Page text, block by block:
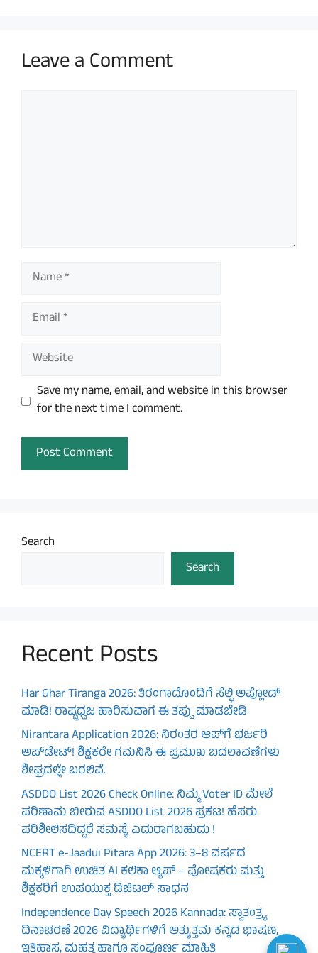
Leave a Comment
Name
Email
Website
Save my name, email, and website in this browser
for the next time I comment.
Search
Search
Recent Posts
Har Ghar Tiranga 2026: ತಿರಂಗಾದೊಂದಿಗೆ ಸೆಲ್ಫಿ ಅಪ್ಲೋಡ್
ಮಾಡಿ! ರಾಷ್ಟ್ರಧ್ವಜ ಹಾರಿಸುವಾಗ ಈ ತಪ್ಪು ಮಾಡಬೇಡಿ
Nirantara Application 2026: ನಿರಂತರ ಆಪ್‌ಗೆ ಭರ್ಜರಿ
ಅಪ್‌ಡೇಟ್! ಶಿಕ್ಷಕರೇ ಗಮನಿಸಿ ಈ ಪ್ರಮುಖ ಬದಲಾವಣೆಗಳು
ಶೀಘ್ರದಲ್ಲೇ ಬರಲಿವೆ.
ASDDO List 2026 Check Online: ನಿಮ್ಮ Voter ID ಮೇಲೆ
ಪರಿಣಾಮ ಬೀರುವ ASDDO List 2026 ಪ್ರಕಟ! ಹೆಸರು
ಪರಿಶೀಲಿಸದಿದ್ದರೆ ಸಮಸ್ಯೆ ಎದುರಾಗಬಹುದು !
NCERT e-Jaadui Pitara App 2026: 3–8 ವರ್ಷದ
ಮಕ್ಕಳಿಗಾಗಿ ಉಚಿತ AI ಕಲಿಕಾ ಆ್ಯಪ್ – ಪೋಷಕರು ಮತ್ತು
ಶಿಕ್ಷಕರಿಗೆ ಉಪಯುಕ್ತ ಡಿಜಿಟಲ್ ಸಾಧನ
Independence Day Speech 2026 Kannada: ಸ್ವಾತಂತ್ರ್ಯ
ದಿನಾಚರಣೆ 2026 ವಿದ್ಯಾರ್ಥಿಗಳಿಗೆ ಅತ್ಯುತ್ತಮ ಕನ್ನಡ ಭಾಷಣ,